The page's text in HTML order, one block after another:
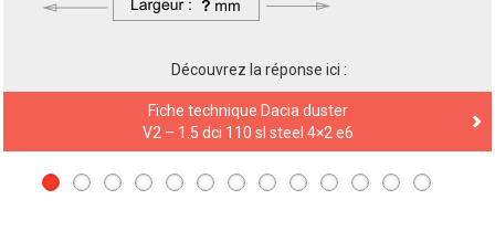
Découvrez la réponse ici :
Fiche technique Dacia Sandero
V2 – stepway 1.5 dci 90 prestige e6